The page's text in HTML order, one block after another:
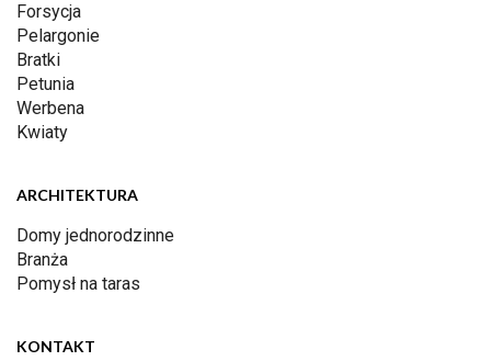
Forsycja
Pelargonie
Bratki
Petunia
Werbena
Kwiaty
ARCHITEKTURA
Domy jednorodzinne
Branża
Pomysł na taras
KONTAKT